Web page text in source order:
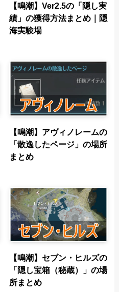
【鳴潮】Ver2.5の「隠し実
績」の獲得方法まとめ｜隠
海実験場
【鳴潮】アヴィノレームの
「散逸したページ」の場所
まとめ
【鳴潮】セブン・ヒルズの
「隠し宝箱（秘蔵）」の場
所まとめ